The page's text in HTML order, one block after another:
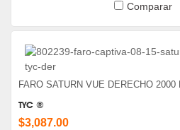
Comparar
FARO SATURN VUE DERECHO 2000
TYC ®
$3,087.00